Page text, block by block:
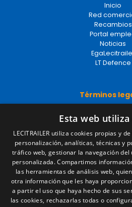
Inicio
Red
Recambios
Portal
Noticias
LT Defence
Términos
Política de
Política de
Condiciones
Gestionar
Contacto
Camino de los Huertos,
Esta web utiliza
LECITRAILER utiliza cookies propias y
personalización, analíticas, técnicas y
tráfico web, gestionar la navegación
personalizada. Compartimos
las herramientas de análisis web,
otra información que les haya
a partir el uso que haya hecho de sus
las cookies, rechazarlas todas o